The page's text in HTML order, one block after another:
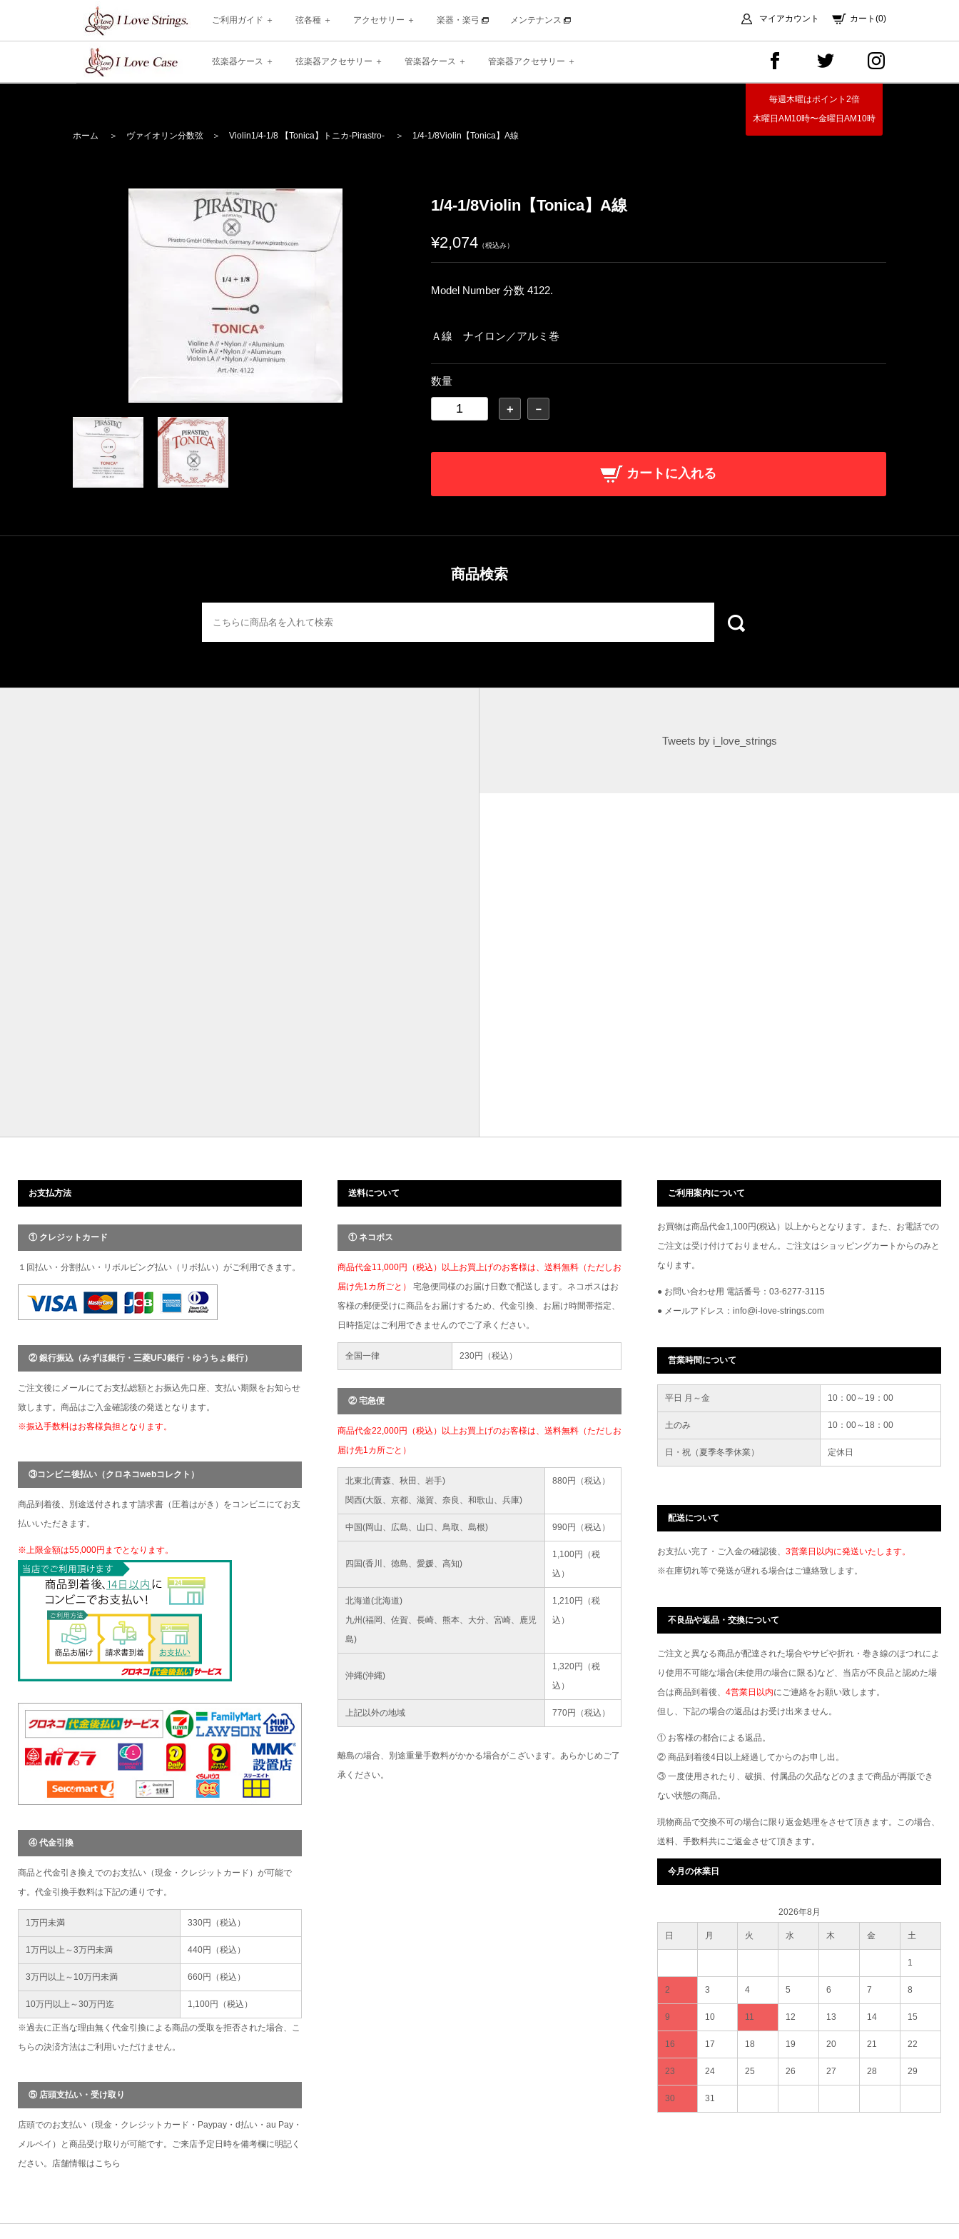
ご利用ガイド 弦各種 アクセサリー 楽器・楽弓 メンテナンス マイアカウント カート(0)
弦楽器ケース 弦楽器アクセサリー 管楽器ケース 管楽器アクセサリー
毎週木曜はポイント2倍
木曜日AM10時〜金曜日AM10時
ホーム ＞ ヴァイオリン分数弦 ＞ Violin1/4-1/8 【Tonica】 トニカ-Pirastro- ＞ 1/4-1/8Violin【Tonica】A線
1/4-1/8Violin【Tonica】A線
¥2,074（税込み）
Model Number 分数 4122.
Ａ線 ナイロン／アルミ巻
数量
＋ －
カートに入れる
商品検索
Tweets by i_love_strings
お支払方法
① クレジットカード
１回払い・分割払い・リボルビング払い（リボ払い）がご利用できます。
② 銀行振込（みずほ銀行・三菱UFJ銀行・ゆうちょ銀行）
ご注文後にメールにてお支払総額とお振込先口座、支払い期限をお知らせ
致します。商品はご入金確認後の発送となります。
※振込手数料はお客様負担となります。
③コンビニ後払い（クロネコwebコレクト）
商品到着後、別途送付されます請求書（圧着はがき）をコンビニにてお支
払いいただきます。
※上限金額は55,000円までとなります。
④ 代金引換
商品と代金引き換えでのお支払い（現金・クレジットカード）が可能で
す。代金引換手数料は下記の通りです。
1万円未満 330円（税込）
1万円以上～3万円未満 440円（税込）
3万円以上～10万円未満 660円（税込）
10万円以上～30万円迄 1,100円（税込）
※過去に正当な理由無く代金引換による商品の受取を拒否された場合、こ
ちらの決済方法はご利用いただけません。
⑤ 店頭支払い・受け取り
店頭でのお支払い（現金・クレジットカード・Paypay・d払い・au Pay・
メルペイ）と商品受け取りが可能です。ご来店予定日時を備考欄に明記く
ださい。店舗情報は こちら
送料について
① ネコポス
商品代金11,000円（税込）以上お買上げのお客様は、送料無料（ただしお
届け先1カ所ごと） 宅急便同様のお届け日数で配送します。ネコポスはお
客様の郵便受けに商品をお届けするため、代金引換、お届け時間帯指定、
日時指定はご利用できませんのでご了承ください。
全国一律 230円（税込）
② 宅急便
商品代金22,000円（税込）以上お買上げのお客様は、送料無料（ただしお
届け先1カ所ごと）
北東北(青森、秋田、岩手)
関西(大阪、京都、滋賀、奈良、和歌山、兵庫)
880円（税込）
中国(岡山、広島、山口、鳥取、島根) 990円（税込）
四国(香川、徳島、愛媛、高知)
1,100円（税
込）
北海道(北海道)
九州(福岡、佐賀、長崎、熊本、大分、宮崎、鹿児
島)
1,210円（税
込）
沖縄(沖縄)
1,320円（税
込）
上記以外の地域 770円（税込）
離島の場合、別途重量手数料がかかる場合がこざいます。あらかじめご了
承ください。
ご利用案内について
お買物は商品代金1,100円(税込）以上からとなります。また、お電話での
ご注文は受け付けておりません。ご注文はショッピングカートからのみと
なります。
● お問い合わせ用 電話番号：03-6277-3115
● メールアドレス：info@i-love-strings.com
営業時間について
平日 月～金 10：00～19：00
土のみ 10：00～18：00
日・祝（夏季冬季休業） 定休日
配送について
お支払い完了・ご入金の確認後、 3営業日以内に発送いたします。
※在庫切れ等で発送が遅れる場合はご連絡致します。
不良品や返品・交換について
ご注文と異なる商品が配達された場合やサビや折れ・巻き線のほつれによ
り使用不可能な場合(未使用の場合に限る)など、当店が不良品と認めた場
合は商品到着後、 4営業日以内にご連絡をお願い致します。
但し、下記の場合の返品はお受け出来ません。
① お客様の都合による返品。
② 商品到着後4日以上経過してからのお申し出。
③ 一度使用されたり、破損、付属品の欠品などのままで商品が再販でき
ない状態の商品。
現物商品で交換不可の場合に限り返金処理をさせて頂きます。この場合、
送料、手数料共にご返金させて頂きます。
今月の休業日
2026年8月
日 月 火 水 木 金 土
1
2 3 4 5 6 7 8
9 10 11 12 13 14 15
16 17 18 19 20 21 22
23 24 25 26 27 28 29
30 31